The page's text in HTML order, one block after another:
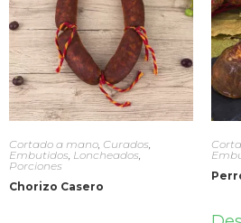
Cortado a mano, Curados,
Embutidos, Loncheados,
Porciones
Chorizo Casero